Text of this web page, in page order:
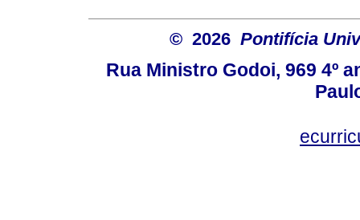
© 2026 Pontifícia
Rua Ministro Godoi, 969 4º